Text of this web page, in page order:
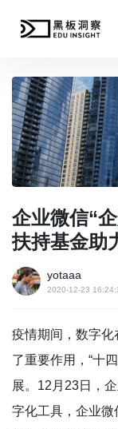
企业微信“
扶持基金助
yotaaa
2020-12-23
疫情期间，数字
了重要作用，“十
展。12月23日，
字化工具，企业微